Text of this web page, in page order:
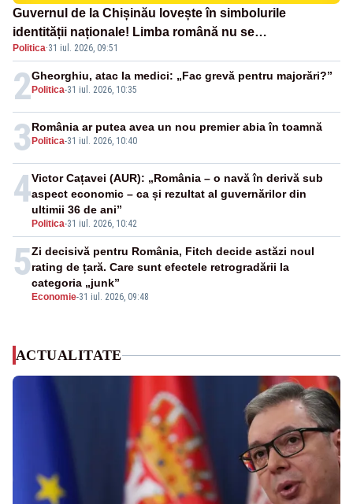
Guvernul de la Chișinău lovește în simbolurile
identității naționale! Limba română nu se
economisește! Limba română se sărbătorește!
Politica·31 iul. 2026, 09:51
2 Politica-31 iul. 2026, 10:35
Gheorghiu, atac la medici: „Fac grevă pentru majorări?”
3 Politica-31 iul. 2026, 10:40
România ar putea avea un nou premier abia în toamnă
4
Politica-31 iul. 2026, 10:42
Victor Cațavei (AUR): „România – o navă în derivă sub
aspect economic – ca și rezultat al guvernărilor din
ultimii 36 de ani”
5
Economie-31 iul. 2026, 09:48
Zi decisivă pentru România, Fitch decide astăzi noul
rating de țară. Care sunt efectele retrogradării la
categoria „junk”
ACTUALITATE